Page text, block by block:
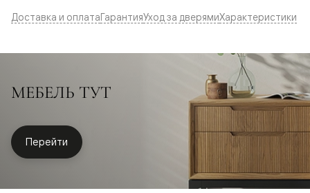
Доставка и оплатаГарантияУход за дверямиХарактеристики
МЕБЕЛЬ ТУТ
Перейти